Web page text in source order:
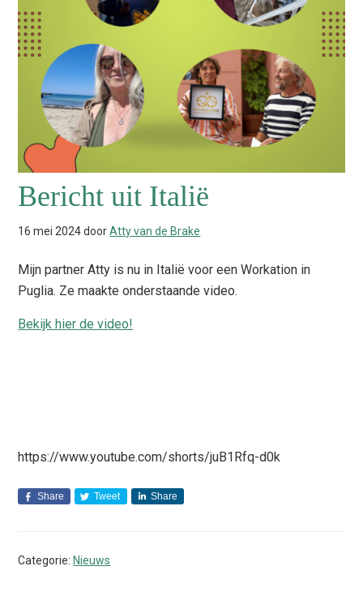
Bericht uit Italië
16 mei 2024doorAtty van de Brake
Mijn partner Atty is nu in Italië voor een Workation in
Puglia. Ze maakte onderstaande video.
Bekijk hier de video!
https://www.youtube.com/shorts/juB1Rfq-d0k
Share Tweet Share
Categorie: Nieuws